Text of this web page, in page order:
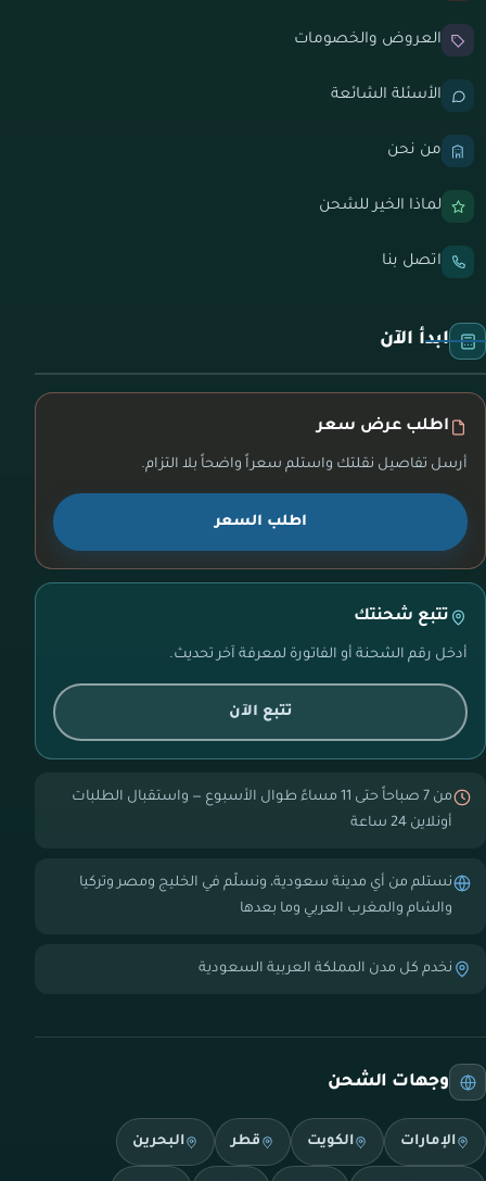
العروض والخصومات
الأسئلة الشائعة
من نحن
لماذا الخير للشحن
اتصل بنا
ابدأ الآن
اطلب عرض سعر
أرسل تفاصيل نقلتك واستلم سعراً واضحاً بلا التزام.
اطلب السعر
تتبع شحنتك
أدخل رقم الشحنة أو الفاتورة لمعرفة آخر تحديث.
تتبع الآن
من 7 صباحاً حتى 11 مساءً طوال الأسبوع — واستقبال الطلبات
أونلاين 24 ساعة
نستلم من أي مدينة سعودية، ونسلّم في الخليج ومصر وتركيا
والشام والمغرب العربي وما بعدها
نخدم كل مدن المملكة العربية السعودية
وجهات الشحن
الإمارات الكويت قطر البحرين